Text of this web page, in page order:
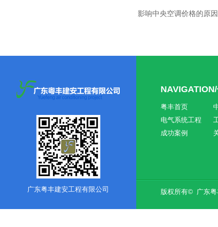
影响中央空调价格的原
广东粤丰建安工程有限公司
粤丰首页
电气系统工程
成功案例
版权所有© 广东